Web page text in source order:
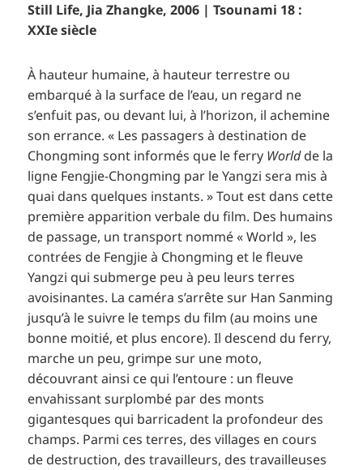
Still Life, Jia Zhangke, 2006 | Tsounami 18 :
XXIe siècle
À hauteur humaine, à hauteur terrestre ou
embarqué à la surface de l’eau, un regard ne
s’enfuit pas, ou devant lui, à l’horizon, il achemine
son errance. « Les passagers à destination de
Chongming sont informés que le ferry Worldde la
ligne Fengjie-Chongming par le Yangzi sera mis à
quai dans quelques instants. » Tout est dans cette
première apparition verbale du film. Des humains
de passage, un transport nommé « World », les
contrées de Fengjie à Chongming et le fleuve
Yangzi qui submerge peu à peu leurs terres
avoisinantes. La caméra s’arrête sur Han Sanming
jusqu’à le suivre le temps du film (au moins une
bonne moitié, et plus encore). Il descend du ferry,
marche un peu, grimpe sur une moto,
découvrant ainsi ce qui l’entoure : un fleuve
envahissant surplombé par des monts
gigantesques qui barricadent la profondeur des
champs. Parmi ces terres, des villages en cours
de destruction, des travailleurs, des travailleuses